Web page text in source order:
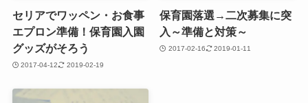
セリアでワッペン・お食事
エプロン準備！保育園入園
グッズがそろう
2017-04-12 2019-02-19
保育園落選→二次募集に突
入～準備と対策～
2017-02-16 2019-01-11